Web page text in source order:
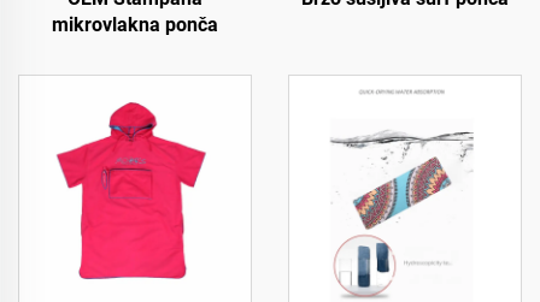
mikrovlakna ponča